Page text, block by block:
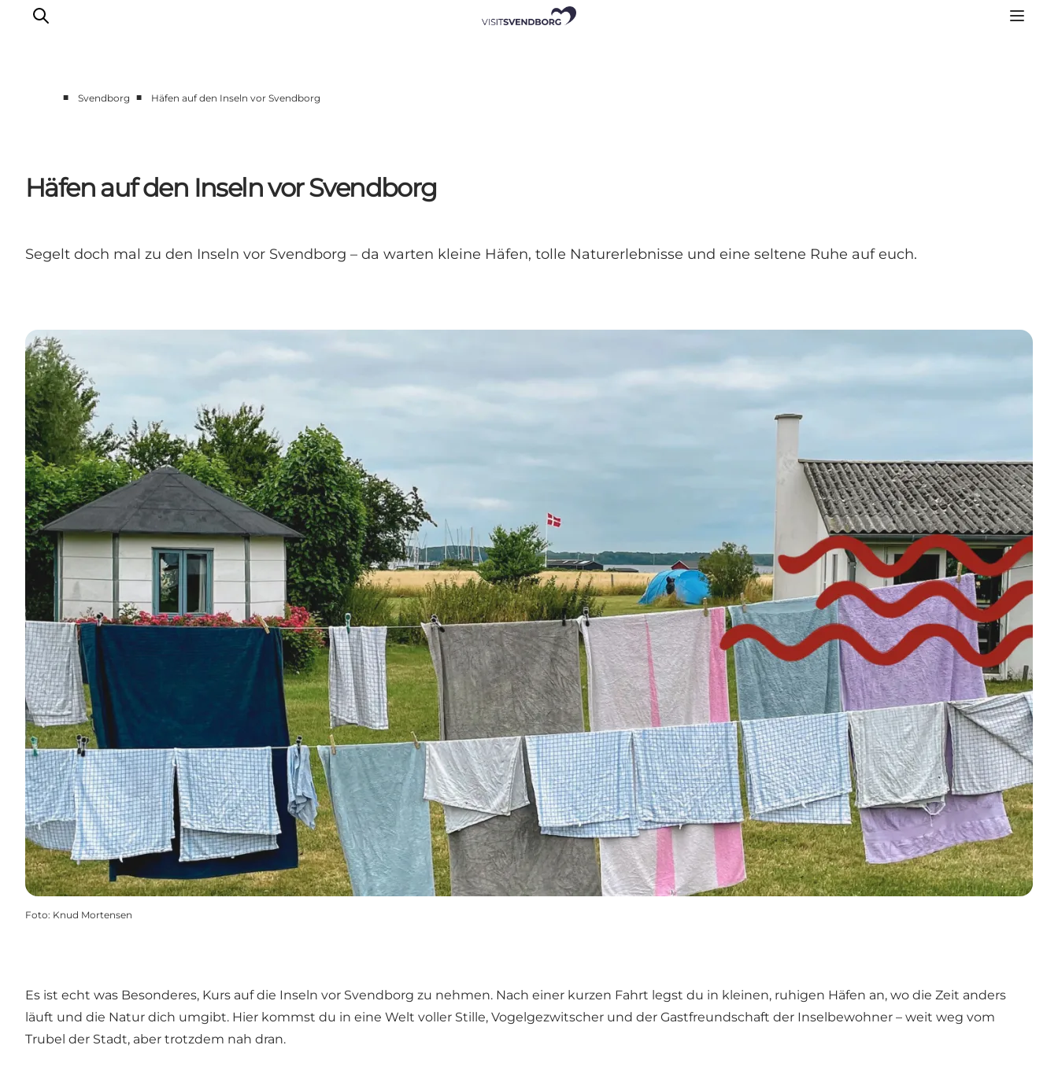
Shopping in Svendborg
Übernachtung
■ Svendborg ■ Häfen auf den Inseln vor Svendborg
Häfen auf den Inseln vor Svendborg
Segelt doch mal zu den Inseln vor Svendborg – da warten kleine Häfen, tolle Naturerlebnisse und eine seltene Ruhe auf euch.
Foto: Knud Mortensen
Es ist echt was Besonderes, Kurs auf die Inseln vor Svendborg zu nehmen. Nach einer kurzen Fahrt legst du in kleinen, ruhigen Häfen an, wo die Zeit anders
läuft und die Natur dich umgibt. Hier kommst du in eine Welt voller Stille, Vogelgezwitscher und der Gastfreundschaft der Inselbewohner – weit weg vom
Trubel der Stadt, aber trotzdem nah dran.